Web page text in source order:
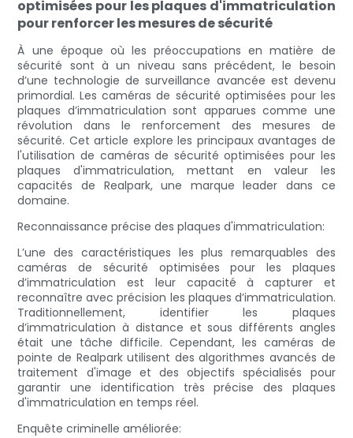
optimisées pour les plaques d'immatriculation
pour renforcer les mesures de sécurité
À une époque où les préoccupations en matière de
sécurité sont à un niveau sans précédent, le besoin
d’une technologie de surveillance avancée est devenu
primordial. Les caméras de sécurité optimisées pour les
plaques d’immatriculation sont apparues comme une
révolution dans le renforcement des mesures de
sécurité. Cet article explore les principaux avantages de
l'utilisation de caméras de sécurité optimisées pour les
plaques d'immatriculation, mettant en valeur les
capacités de Realpark, une marque leader dans ce
domaine.
Reconnaissance précise des plaques d'immatriculation:
L’une des caractéristiques les plus remarquables des
caméras de sécurité optimisées pour les plaques
d’immatriculation est leur capacité à capturer et
reconnaître avec précision les plaques d’immatriculation.
Traditionnellement, identifier les plaques
d’immatriculation à distance et sous différents angles
était une tâche difficile. Cependant, les caméras de
pointe de Realpark utilisent des algorithmes avancés de
traitement d'image et des objectifs spécialisés pour
garantir une identification très précise des plaques
d'immatriculation en temps réel.
Enquête criminelle améliorée: